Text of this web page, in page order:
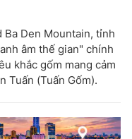
Ba Den Mountain, tỉnh
âm thế gian" chính
khắc gốm mang cảm
Tuấn (Tuấn Gốm).